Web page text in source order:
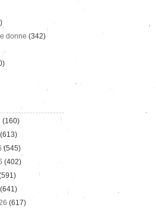
donne (342)
(160)
(613)
(545)
(402)
(641)
(617)